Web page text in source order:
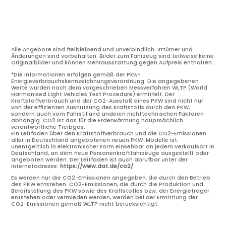
Alle Angebote sind freibleibend und unverbindlich. Irrtümer und
Änderungen sind vorbehalten. Bilder zum Fahrzeug sind teilweise keine
Originalbilder und können Mehrausstattung gegen Aufpreis enthalten.
*Die Informationen erfolgen gemäß der Pkw-
Energieverbrauchskennzeichnungsverordnung. Die angegebenen
Werte wurden nach dem vorgeschrieben Messverfahren WLTP (World
Harmonised Light Vehicles Test Procedure) ermittelt. Der
Kraftstoffverbrauch und der CO2-Ausstoß eines PKW sind nicht nur
von der effizienten Ausnutzung des Kraftstoffs durch den PKW,
sondern auch vom Fahrstil und anderen nichttechnischen Faktoren
abhängig. CO2 ist das für die Erderwärmung hauptsächlich
verantwortliche Treibgas.
Ein Leitfaden über den Kraftstoffverbrauch und die CO2-Emissionen
aller in Deutschland angebotenen neuen PKW-Modelle ist
unentgeltlich in elektronischer Form einsehbar an jedem Verkaufsort in
Deutschland, an dem neue Personenkraftfahrzeuge ausgestellt oder
angeboten werden. Der Leitfaden ist auch abrufbar unter der
Internetadresse:https://www.dat.de/co2/.
Es werden nur die CO2-Emissionen angegeben, die durch den Betrieb
des PKW entstehen. CO2-Emissionen, die durch die Produktion und
Bereitstellung des PKW sowie des Kraftstoffes bzw. der Energieträger
entstehen oder vermieden werden, werden bei der Ermittlung der
CO2-Emissionen gemäß WLTP nicht berücksichtigt.